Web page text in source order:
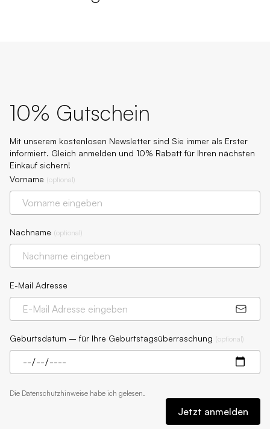
10% Gutschein
Mit unserem kostenlosen Newsletter sind Sie immer als Erster
informiert. Gleich anmelden und 10% Rabatt für Ihren nächsten
Einkauf sichern!
Vorname (optional)
Nachname (optional)
E-Mail Adresse
Geburtsdatum – für Ihre Geburtstagsüberraschung (optional)
Die Datenschutzhinweise habe ich gelesen.
Jetzt anmelden